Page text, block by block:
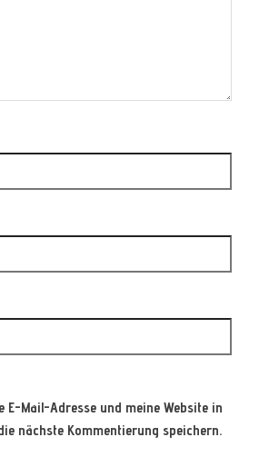
E-Mail-Adresse und meine Website in
nächste Kommentierung speichern.